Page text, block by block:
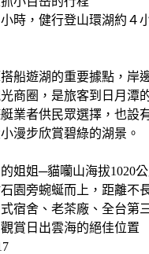
時，健行登山環湖約４
船遊湖的重要據點，岸
商圈，是旅客到日月潭
業者供民眾選擇，也設
漫步欣賞碧綠的湖景。
姐姐─貓囒山海拔1020
園旁蜿蜒而上，距離不
宿舍、老茶廠、全台第
賞日出雲海的絕佳位置